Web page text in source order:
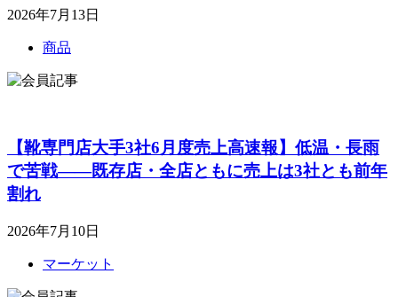
2026年7月13日
商品
【靴専門店大手3社6月度売上高速報】低温・長雨
で苦戦――既存店・全店ともに売上は3社とも前年
割れ
2026年7月10日
マーケット